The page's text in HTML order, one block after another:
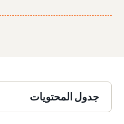
جدول المحتويات